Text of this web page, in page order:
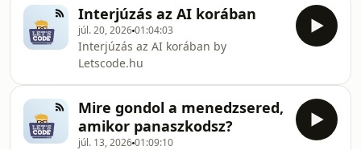
mint segít. Ha érdekel a
szoftverarchitektúra, a rendsz
intelligencia a tech vezetőség
szerepét? Ebben az epizódban
körüljárjuk a menedzsment jelenét és
jövőjét. Beszélgetünk arról, hogy mi a
különbség a vezető (leader) és a
menedzser között, miért bukik meg az
önszerveződő csapat mítosza nagy
szervezetekben, és miért ke
Interjúzás az AI korában
júl. 20, 202601:04:03
Interjúzás az AI korában by
Letscode.hu
Mire gondol a menedzsered,
amikor panaszkodsz?
júl. 13, 202601:09:10